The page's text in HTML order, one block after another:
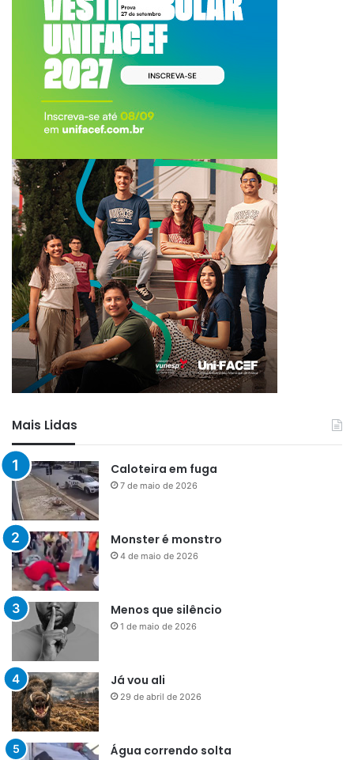
Mais Lidas
Caloteira em fuga
7 de maio de 2026
Monster é monstro
4 de maio de 2026
Menos que silêncio
1 de maio de 2026
Já vou ali
29 de abril de 2026
Água correndo solta